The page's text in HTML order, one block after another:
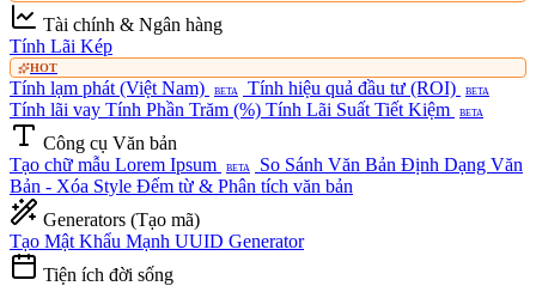
Tài chính & Ngân hàng
Tính Lãi Kép
HOT
Tính lạm phát (Việt Nam) BETA Tính hiệu quả đầu tư (ROI) BETA
Tính lãi vay Tính Phần Trăm (%) Tính Lãi Suất Tiết Kiệm BETA
Công cụ Văn bản
Tạo chữ mẫu Lorem Ipsum
BETA So Sánh Văn Bản Định Dạng Văn
Bản - Xóa Style Đếm từ & Phân tích văn bản
Generators (Tạo mã)
Tạo Mật Khẩu Mạnh UUID Generator
Tiện ích đời sống